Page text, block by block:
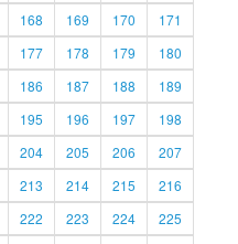
168 169 170
171
177 178 179
180
186 187 188
189
195 196 197
198
204 205 206
207
213 214 215
216
222 223 224
225